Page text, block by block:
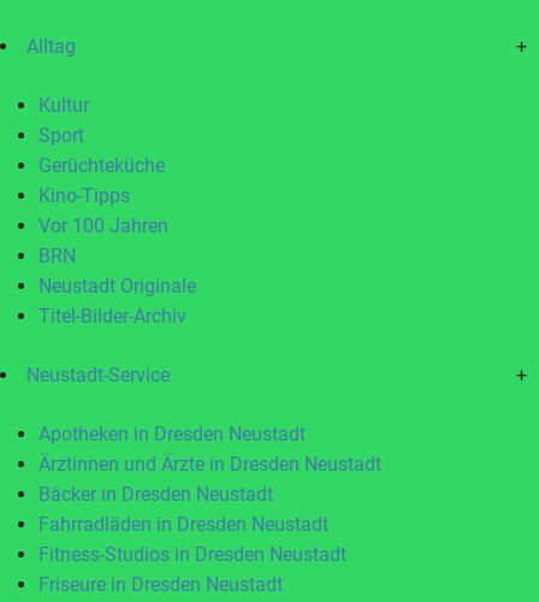
Alltag +
Kultur
Sport
Gerüchteküche
Kino-Tipps
Vor 100 Jahren
BRN
Neustadt Originale
Titel-Bilder-Archiv
Neustadt-Service +
Apotheken in Dresden Neustadt
Ärztinnen und Ärzte in Dresden Neustadt
Bäcker in Dresden Neustadt
Fahrradläden in Dresden Neustadt
Fitness-Studios in Dresden Neustadt
Friseure in Dresden Neustadt